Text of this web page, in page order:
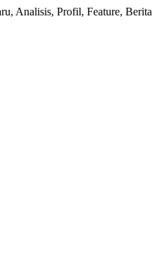
Analisis, Profil, Feature,